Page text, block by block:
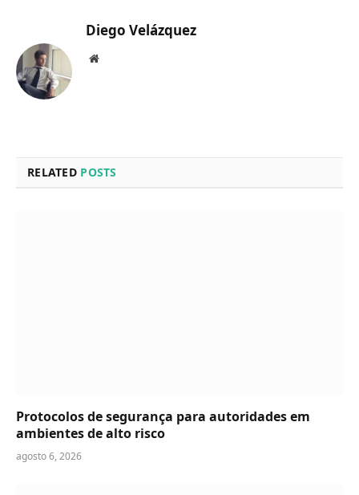
Diego Velázquez
Website
RELATED POSTS
Protocolos de segurança para autoridades em
ambientes de alto risco
agosto 6, 2026